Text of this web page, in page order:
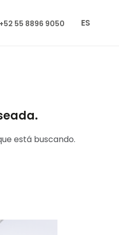
+52 55 8896 9050 ES
está buscando.